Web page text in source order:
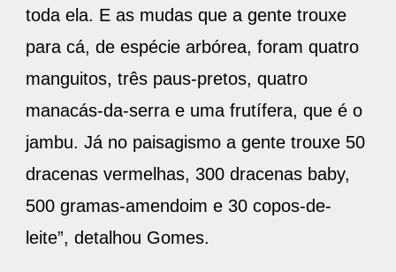
toda ela. E as mudas que a gente trouxe
para cá, de espécie arbórea, foram quatro
manguitos, três paus-pretos, quatro
manacás-da-serra e uma frutífera, que é o
jambu. Já no paisagismo a gente trouxe 50
dracenas vermelhas, 300 dracenas baby,
500 gramas-amendoim e 30 copos-de-
leite”, detalhou Gomes.